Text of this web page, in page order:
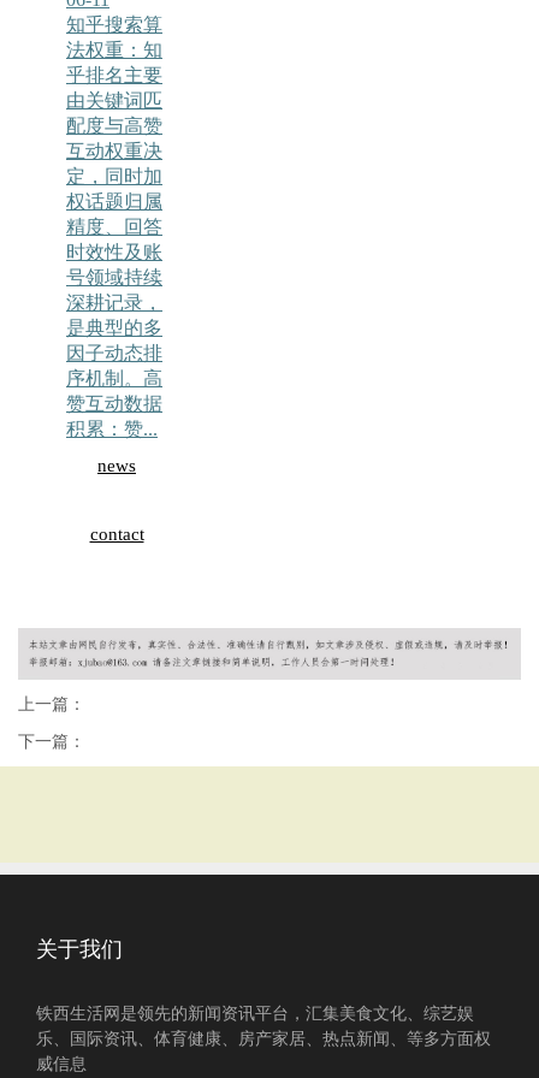
知乎搜索算
法权重：知
乎排名主要
由关键词匹
配度与高赞
互动权重决
定，同时加
权话题归属
精度、回答
时效性及账
号领域持续
深耕记录，
是典型的多
因子动态排
序机制。高
赞互动数据
积累：赞...
news
contact
上一篇：
下一篇：
关于我们
铁西生活网是领先的新闻资讯平台，汇集美食文化、综艺娱
乐、国际资讯、体育健康、房产家居、热点新闻、等多方面权
威信息